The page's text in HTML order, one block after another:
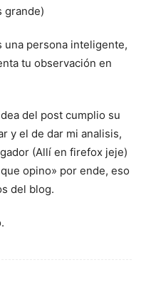
grande)
una persona inteligente,
tu observación en
del post cumplio su
y el de dar mi analisis,
(Allí en firefox jeje)
opino» por ende, eso
del blog.